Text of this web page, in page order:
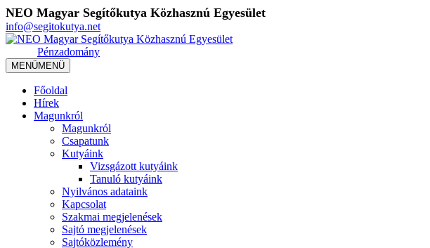
NEO Magyar Segítőkutya Közhasznú Egyesület
info@segitokutya.net
Pénzadomány
MENÜMENÜ
Főoldal
Hírek
Magunkról
Magunkról
Csapatunk
Kutyáink
Vizsgázott kutyáink
Tanuló kutyáink
Nyilvános adataink
Kapcsolat
Szakmai megjelenések
Sajtó megjelenések
Sajtóközlemény